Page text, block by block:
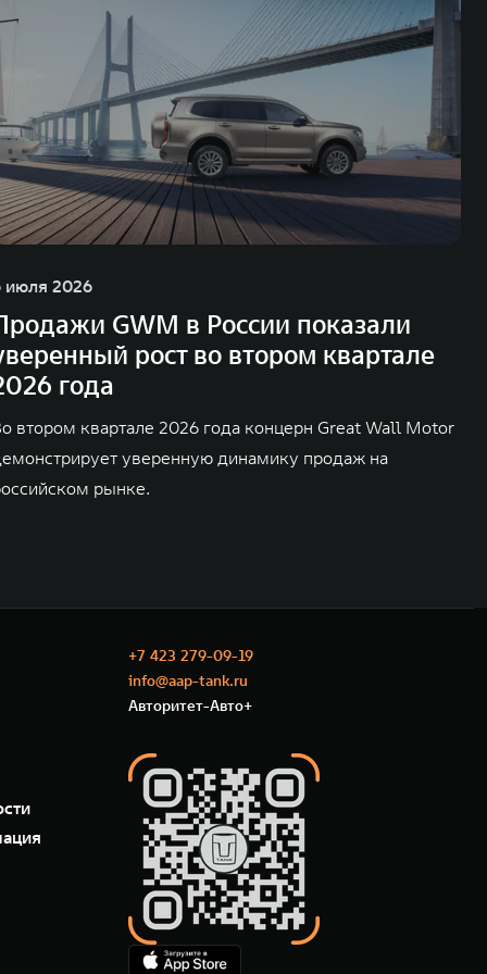
июля 2026
GWM в России показали
рост во втором квартале
года
втором квартале 2026 года концерн Great Wall Motor
уверенную динамику продаж на
рынке.
+7 423 279-09-19
info@aap-tank.ru
Авторитет-Авто+